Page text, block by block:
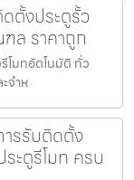
ตั้งประตูรั้ว
ล ราคาถูก
โมทอัตโนมัติ ทั่ว
จำห
ารรับติดตั้ง
ะตูรีโมท ครบ